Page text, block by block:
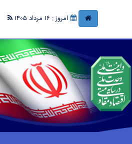
امروز : 16 مرداد 1405